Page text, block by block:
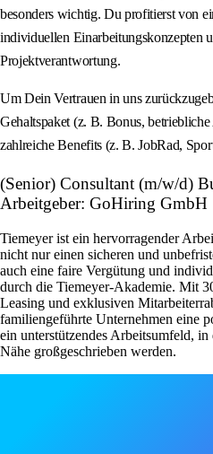
besonders wichtig. Du profitierst von
individuellen Einarbeitungskonzepten
Projektverantwortung.
Um Dein Vertrauen in uns
Gehaltspaket (z. B. Bonus,
zahlreiche Benefits (z. B. JobRad,
(Senior) Consultant (m/w/d)
Arbeitgeber: GoHiring GmbH
Tiemeyer ist ein hervorragender
nicht nur einen sicheren und
auch eine faire Vergütung und
durch die Tiemeyer-Akademie. Mit
Leasing und exklusiven
familiengeführte Unternehmen eine
ein unterstützendes Arbeitsumfeld,
Nähe großgeschrieben werden.